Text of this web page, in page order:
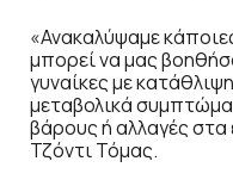
«Ανακαλύψαμε
μπορεί να μας
γυναίκες με
μεταβολικά
βάρους ή αλλαγές
Τζόντι Τόμας.